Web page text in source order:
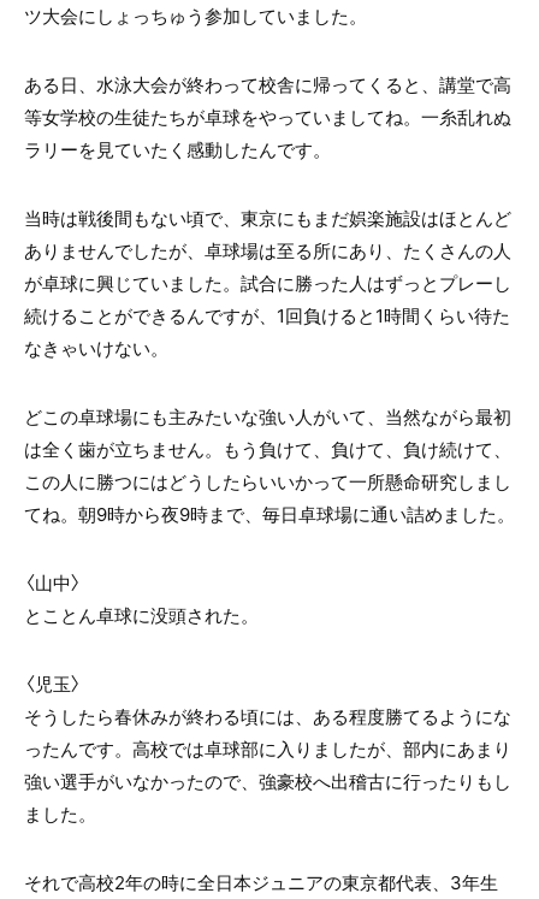
ツ大会にしょっちゅう参加していました。
ある日、水泳大会が終わって校舎に帰ってくると、講堂で高
等女学校の生徒たちが卓球をやっていましてね。一糸乱れぬ
ラリーを見ていたく感動したんです。
当時は戦後間もない頃で、東京にもまだ娯楽施設はほとんど
ありませんでしたが、卓球場は至る所にあり、たくさんの人
が卓球に興じていました。試合に勝った人はずっとプレーし
続けることができるんですが、1回負けると1時間くらい待た
なきゃいけない。
どこの卓球場にも主みたいな強い人がいて、当然ながら最初
は全く歯が立ちません。もう負けて、負けて、負け続けて、
この人に勝つにはどうしたらいいかって一所懸命研究しまし
てね。朝9時から夜9時まで、毎日卓球場に通い詰めました。
〈山中〉
とことん卓球に没頭された。
〈児玉〉
そうしたら春休みが終わる頃には、ある程度勝てるようにな
ったんです。高校では卓球部に入りましたが、部内にあまり
強い選手がいなかったので、強豪校へ出稽古に行ったりもし
ました。
それで高校2年の時に全日本ジュニアの東京都代表、3年生